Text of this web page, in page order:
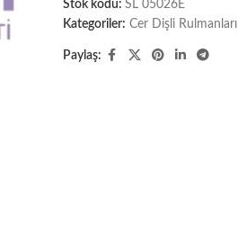
Stok kodu: SL 05026E
Kategoriler: Cer Dişli Rulmanları
Paylaş: